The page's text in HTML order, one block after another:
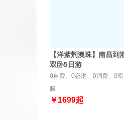
【洋紫荆澳珠】南昌到
双卧5日游
0自费、0必消、0消费、0
腻
￥1699起